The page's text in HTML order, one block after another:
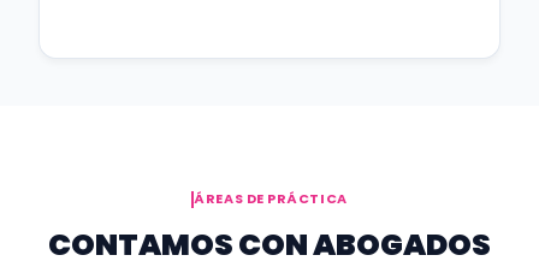
ÁREAS DE PRÁCTICA
CONTAMOS CON ABOGADOS